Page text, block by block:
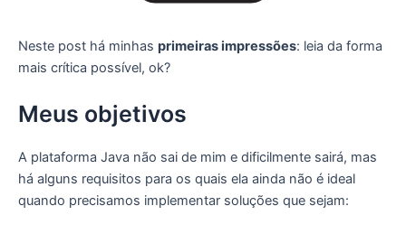
Neste post há minhas primeiras impressões: leia da forma
mais crítica possível, ok?
Meus objetivos
A plataforma Java não sai de mim e dificilmente sairá, mas
há alguns requisitos para os quais ela ainda não é ideal
quando precisamos implementar soluções que sejam: